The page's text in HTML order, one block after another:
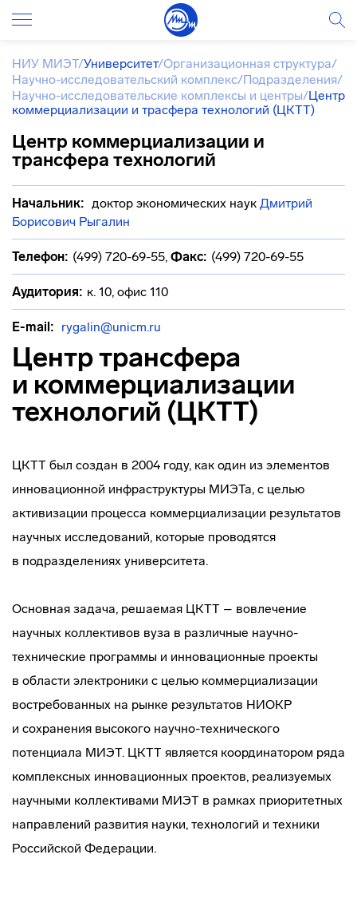
НИУ МИЭТ/Университет/Организационная структура/
Научно-исследовательский комплекс/Подразделения/
Научно-исследовательские комплексы и центры/Центр
коммерциализации и трасфера технологий (ЦКТТ)
Центр коммерциализации и
трансфера технологий
Начальник: доктор экономических наук Дмитрий
Борисович Рыгалин
Телефон: (499) 720-69-55, Факс: (499) 720-69-55
Аудитория: к. 10, офис 110
E-mail: rygalin@unicm.ru
Центр трансфера
и коммерциализации
технологий (ЦКТТ)
ЦКТТ был создан в 2004 году, как один из элементов
инновационной инфраструктуры МИЭТа, с целью
активизации процесса коммерциализации результатов
научных исследований, которые проводятся
в подразделениях университета.
Основная задача, решаемая ЦКТТ – вовлечение
научных коллективов вуза в различные научно-
технические программы и инновационные проекты
в области электроники с целью коммерциализации
востребованных на рынке результатов НИОКР
и сохранения высокого научно-технического
потенциала МИЭТ. ЦКТТ является координатором ряда
комплексных инновационных проектов, реализуемых
научными коллективами МИЭТ в рамках приоритетных
направлений развития науки, технологий и техники
Российской Федерации.